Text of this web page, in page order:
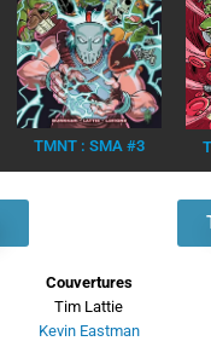
TMNT : SMA #3
Couvertures
Tim Lattie
Kevin Eastman